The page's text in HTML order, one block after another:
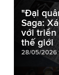
"Đại
Saga:
với triển
thế giới
28/05/2026